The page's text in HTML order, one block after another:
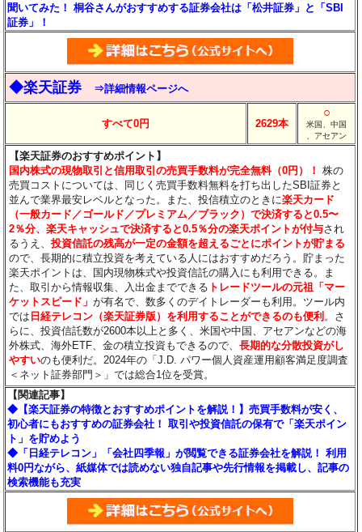
聞いてみた！ 桐谷さんがおすすめする証券会社は「松井証券」と「SBI
証券」！
◆楽天証券 ⇒詳細情報ページへ
すべて0円 2629本
○
米国、中国
、アセアン
【楽天証券のおすすめポイント】
国内株式の現物取引と信用取引の売買手数料が完全無料（0円）！ 株の
売買コストについては、同じく売買手数料無料を打ち出したSBI証券と
並んで業界最安レベルとなった。また、投信積立のときに楽天カード
（一般カード／ゴールド／プレミアム／ブラック）で決済すると0.5〜
2％分、楽天キャッシュで決済すると0.5％分の楽天ポイントが付与され
るうえ、投資信託の残高が一定の金額を超えるごとにポイントが貯まる
ので、長期的に積立投資を考えている人にはおすすめだろう。貯まった
楽天ポイントは、国内現物株式や投資信託の購入にも利用できる。ま
た、取引から情報収集、入出金までできる トレードツールの元祖「マー
ケットスピード」が有名で、数多くのデイトレーダーも利用。ツール内
では 日経テレコン（楽天証券版）を利用することができるのも便利 。さ
らに、投資信託数が2600本以上と多く、米国や中国、アセアンなどの海
外株式、海外ETF、金の積立投資もできるので、長期的な分散投資がし
やすいのも便利だ。2024年の「J.D. パワー個人資産運用顧客満足度調査
＜ネット証券部門＞」では総合1位を受賞。
【関連記事】
◆【楽天証券の特徴とおすすめポイントを解説！】売買手数料が安く、
初心者にもおすすめの証券会社！ 取引や投資信託の保有で「楽天ポイン
ト」を貯めよう
◆「日経テレコン」「会社四季報」が閲覧できる証券会社を解説！ 利用
料0円ながら、紙媒体では読めない独自記事や先行情報を掲載し、記事の
検索機能も充実